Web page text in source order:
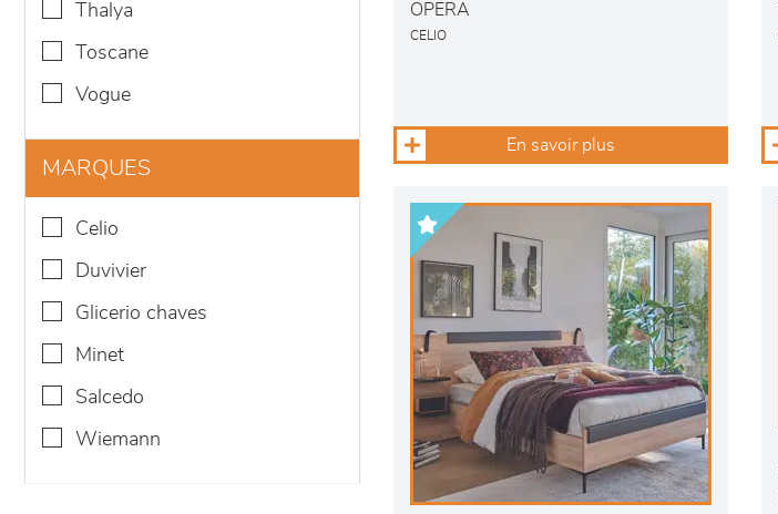
thalya
toscane
vogue
MARQUES
celio
duvivier
glicerio chaves
minet
salcedo
wiemann
OPERA
CELIO
En savoir plus